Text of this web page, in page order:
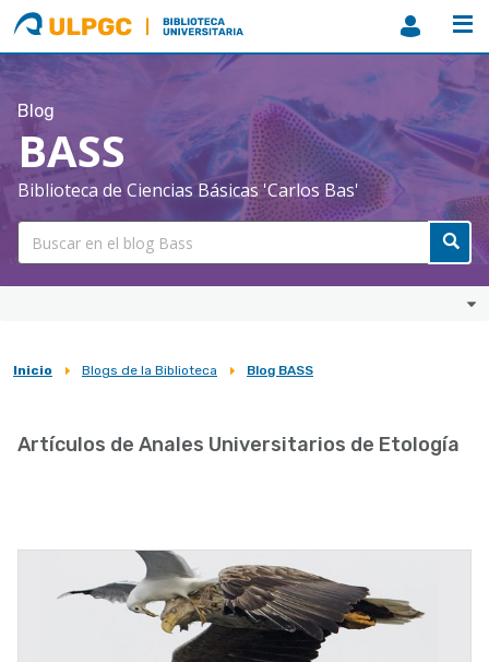
ULPGC
Biblioteca
ULPGC
Blog
BASS
Biblioteca de Ciencias Básicas 'Carlos Bas'
Sobrescribir
de
la
navegación
Inicio Blogs de la Biblioteca Blog BASS
Artículos de Anales Universitarios de Etología